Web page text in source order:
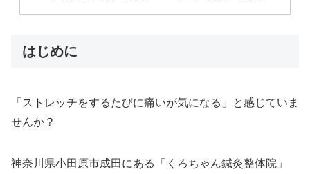
はじめに
「ストレッチをするたびに痛いが気になる」と感じていま
せんか？
神奈川県小田原市成田にある「くろちゃん鍼灸整体院」